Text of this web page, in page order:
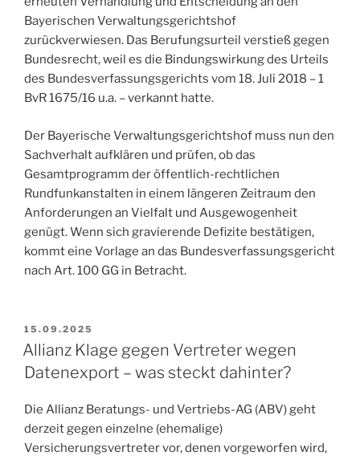
Bayerischen Verwaltungsgerichtshof
zurückverwiesen. Das Berufungsurteil verstieß gegen
Bundesrecht, weil es die Bindungswirkung des Urteils
des Bundesverfassungsgerichts vom 18. Juli 2018 – 1
BvR 1675/16 u.a. – verkannt hatte.
Der Bayerische Verwaltungsgerichtshof muss nun den
Sachverhalt aufklären und prüfen, ob das
Gesamtprogramm der öffentlich-rechtlichen
Rundfunkanstalten in einem längeren Zeitraum den
Anforderungen an Vielfalt und Ausgewogenheit
genügt. Wenn sich gravierende Defizite bestätigen,
kommt eine Vorlage an das Bundesverfassungsgericht
nach Art. 100 GG in Betracht.
VERÖFFENTLICHT
AM
15.09.2025
Allianz Klage gegen Vertreter wegen
Datenexport – was steckt dahinter?
Die Allianz Beratungs- und Vertriebs-AG (ABV) geht
derzeit gegen einzelne (ehemalige)
Versicherungsvertreter vor, denen vorgeworfen wird,